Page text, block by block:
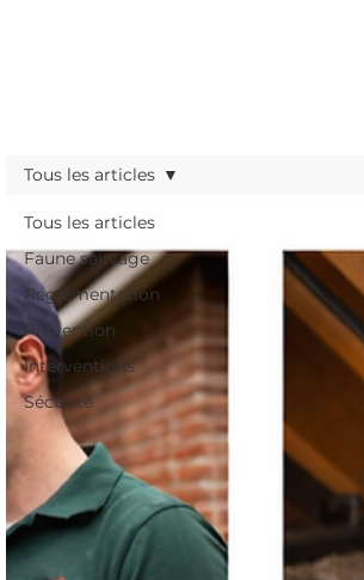
Tous les articles
Faune sauvage
Réglementation
Prévention
Interventions
Sécurité
Tous les articles